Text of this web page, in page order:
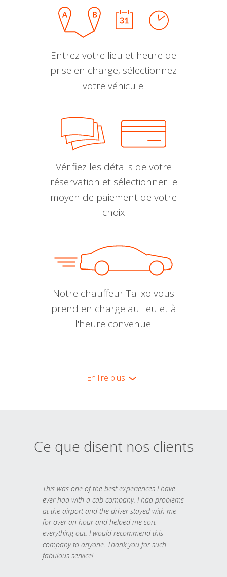
Entrez votre lieu et heure de
prise en charge, sélectionnez
votre véhicule.
Vérifiez les détails de votre
réservation et sélectionner le
moyen de paiement de votre
choix
Notre chauffeur Talixo vous
prend en charge au lieu et à
l'heure convenue.
En lire plus
Ce que disent nos clients
This was one of the best experiences I have
ever had with a cab company. I had problems
at the airport and the driver stayed with me
for over an hour and helped me sort
everything out. I would recommend this
company to anyone. Thank you for such
fabulous service!